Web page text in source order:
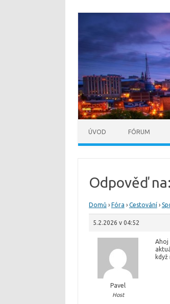
ÚVOD FÓRUM
Odpověď
Domů › Fóra › Cestování ›
5.2.2026 v 04:52
Pavel
Host
Ahoj